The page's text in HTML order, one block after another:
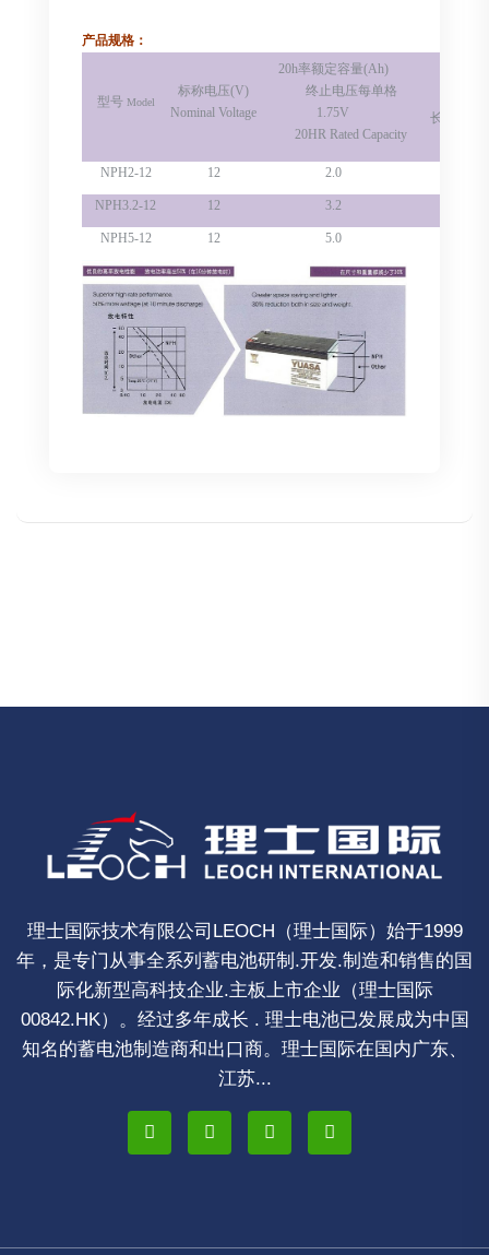
产品规格：
型号Model
标称电压(V)
Nominal Voltage
20h率额定容量(Ah)
终止电压每单格
1.75V
20HR Rated Capacity
长
NPH2-12 12 2.0
NPH3.2-12 12 3.2
NPH5-12 12 5.0
理士国际技术有限公司LEOCH（理士国际）始于1999
年，是专门从事全系列蓄电池研制.开发.制造和销售的国
际化新型高科技企业.主板上市企业（理士国际
00842.HK）。经过多年成长 . 理士电池已发展成为中国
知名的蓄电池制造商和出口商。理士国际在国内广东、
江苏...